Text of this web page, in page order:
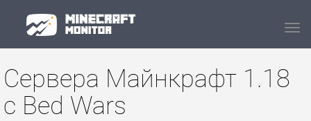
Сервера Майнкрафт 1.18
с Bed Wars